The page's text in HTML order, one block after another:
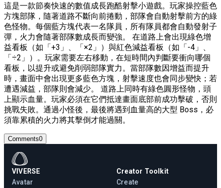
這是一款節奏快速的數值成長跑酷射擊小遊戲。玩家操控藍色
方塊部隊，隨著道路不斷向前捲動，部隊會自動射擊前方的綠
色怪物。每個藍方塊代表一名隊員，所有隊員都會自動發射子
彈，火力會隨著部隊數成長而變強。 在道路上會出現綠色增
益看板（如「+3」、「×2」）與紅色減益看板（如「-4」、
「÷2」）。玩家需要左右移動，在短時間內判斷要衝向哪個
看板，以提升或避免削弱部隊實力。當部隊數因增益而提升
時，畫面中會出現更多藍色方塊，射擊速度也會同步變快；若
遭遇減益，部隊則會減少。 道路上同時有綠色圓形怪物，頭
上顯示血量。玩家必須在它們抵達畫面底部前成功擊破，否則
挑戰失敗。通過小怪後，最後將遇到血量高的大型 Boss，必
須靠累積的火力將其擊倒才能過關。
Comments0
VIVERSE
Avatar
Creator Toolkit
Create